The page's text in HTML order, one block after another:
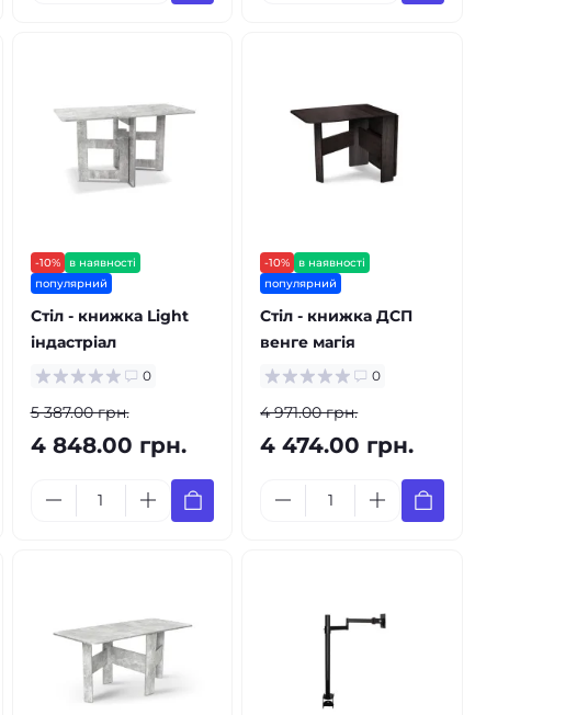
-10%
в наявності
популярний
Стіл - книжка Light
індастріал
0
5 387.00 грн.
4 848.00 грн.
-10%
в наявності
популярний
Стіл - книжка ДСП
венге магія
0
4 971.00 грн.
4 474.00 грн.